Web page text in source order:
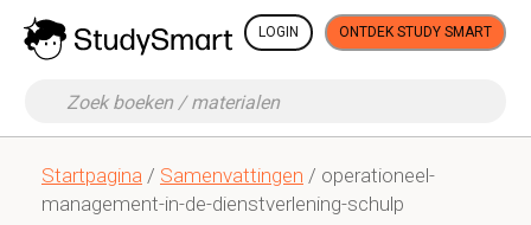
LOGIN ONTDEK STUDY SMART
Startpagina / Samenvattingen / operationeel-
management-in-de-dienstverlening-schulp